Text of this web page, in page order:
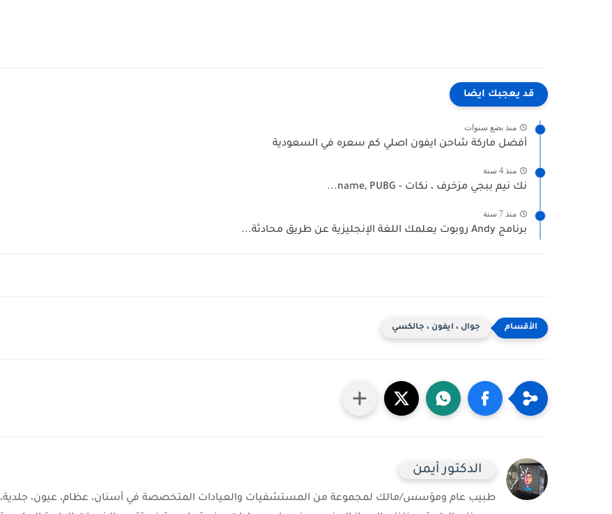
قد يعجبك ايضا
منذ بضع سنوات
أفضل ماركة شاحن ايفون اصلي كم سعره في السعودية
منذ 4 سنة
نك نيم ببجي مزخرف ، نكات - name, PUBG...
منذ 7 سنة
برنامج Andy روبوت يعلمك اللغة الإنجليزية عن طريق محادثة...
جوال ، ايفون ، جالكسي
الدكتور أيمن
طبيب عام ومؤسس/مالك لمجموعة من المستشفيات والعيادات المتخصصة في أسنان، عظام، عيون، جلدية،